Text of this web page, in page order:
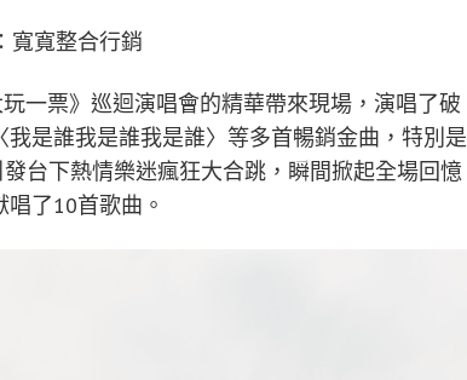
寬整合行銷
一票》巡迴演唱會的精華帶來現場，演唱了破
是誰我是誰我是誰〉等多首暢銷金曲，特別是
台下熱情樂迷瘋狂大合跳，瞬間掀起全場回憶
了10首歌曲。